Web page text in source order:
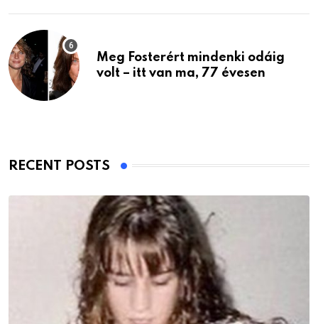
Meg Fosterért mindenki odáig
volt – itt van ma, 77 évesen
RECENT POSTS